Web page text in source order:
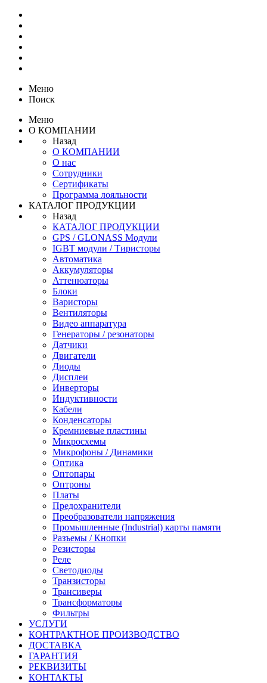
Меню
Поиск
Меню
О КОМПАНИИ
Назад
О КОМПАНИИ
О нас
Сотрудники
Сертификаты
Программа лояльности
КАТАЛОГ ПРОДУКЦИИ
Назад
КАТАЛОГ ПРОДУКЦИИ
GPS / GLONASS Модули
IGBT модули / Тиристоры
Автоматика
Аккумуляторы
Аттенюаторы
Блоки
Варисторы
Вентиляторы
Видео аппаратура
Генераторы / резонаторы
Датчики
Двигатели
Диоды
Дисплеи
Инверторы
Индуктивности
Кабели
Конденсаторы
Кремниевые пластины
Микросхемы
Микрофоны / Динамики
Оптика
Оптопары
Оптроны
Платы
Предохранители
Преобразователи напряжения
Промышленные (Industrial) карты памяти
Разъемы / Кнопки
Резисторы
Реле
Светодиоды
Транзисторы
Трансиверы
Трансформаторы
Фильтры
УСЛУГИ
КОНТРАКТНОЕ ПРОИЗВОДСТВО
ДОСТАВКА
ГАРАНТИЯ
РЕКВИЗИТЫ
КОНТАКТЫ